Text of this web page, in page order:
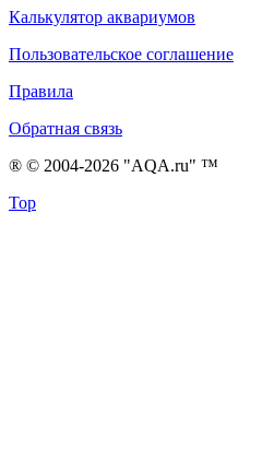
Калькулятор аквариумов
Пользовательское соглашение
Правила
Обратная связь
® © 2004-2026 "AQA.ru" ™
Top